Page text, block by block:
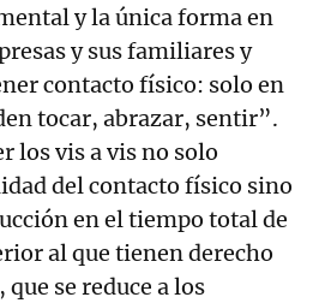
y la única forma en
y sus familiares y
contacto físico: solo en
tocar, abrazar, sentir”.
los vis a vis no solo
del contacto físico sino
en el tiempo total de
al que tienen derecho
se reduce a los